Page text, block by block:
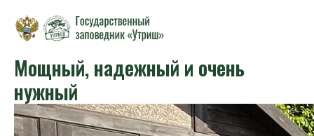
Мощный, надежный и очень
нужный